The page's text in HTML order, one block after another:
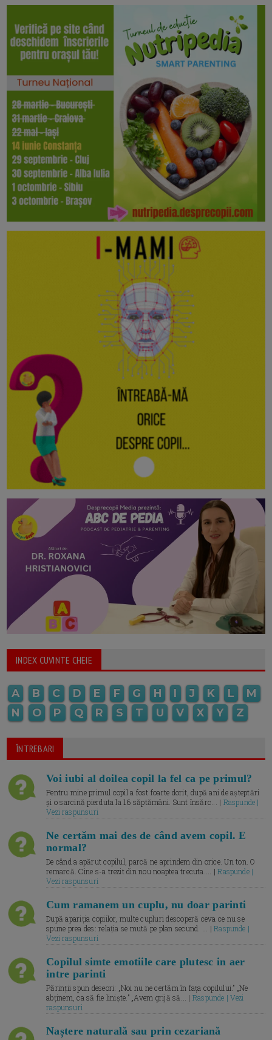
INDEX CUVINTE CHEIE
A B C D E F G H I J K L
M
N
O P Q R S T U V X Y Z
ÎNTREBARI
Voi iubi al doilea copil la fel ca pe primul?
Pentru mine primul copil a fost foarte dorit, după ani de așteptări
și o sarcină pierduta la 16 săptămâni. Sunt însărc... | Raspunde |
Vezi raspunsuri
Ne certăm mai des de când avem copil. E
normal?
De când a apărut copilul, parcă ne aprindem din orice. Un ton. O
remarcă. Cine s-a trezit din nou noaptea trecuta.... |Raspunde |
Vezi raspunsuri
Cum ramanem un cuplu, nu doar parinti
După apariția copiilor, multe cupluri descoperă ceva ce nu se
spune prea des: relația se mută pe plan secund. ... |Raspunde |
Vezi raspunsuri
Copilul simte emotiile care plutesc in aer
intre parinti
Părinții spun deseori: „Noi nu ne certăm în fața copilului.” „Ne
abținem, ca să fie liniște.” „Avem grijă să... | Raspunde | Vezi
raspunsuri
Naștere naturală sau prin cezariană